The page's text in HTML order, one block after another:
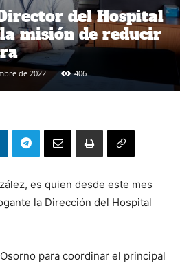
del Hospital
misión de reducir
de 2022 406
es quien desde este mes
la Dirección del Hospital
para coordinar el principal